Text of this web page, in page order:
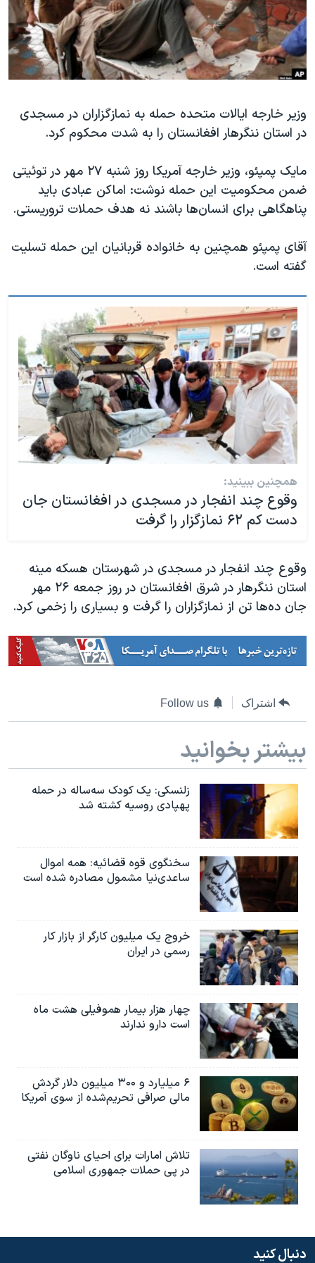
فرهنگ و زندگی
حقوق شهروندی
اقتصادی
اسرائیل در جنگ
گالری عکس
آرشیو پخش زنده
مستندها
انتخابات ریاست جمهوری آمریکا ۲۰۲۴
حمله جمهوری اسلامی به اسرائیل
ورزش زنان در ایران
اعتراضات زن، زندگی، آزادی
مجموعه مستندهای دادخواهی
تریبونال مردمی آبان ۹۸
دادگاه حمید نوری
چهل سال گروگان‌گیری
قانون شفافیت دارائی کادر رهبری ایران
اسرائیل در جنگ
نرگس محمدی برنده جایزه نوبل صلح
همایش محافظه‌کاران آمریکا «سی‌پک»
صفحه‌های ویژه
سفر پرزیدنت ترامپ به چین
دنبال کنید
زبانهای مختلف
وزیر خارجه ایالات متحده حمله به نمازگزاران در مسجدی
در استان ننگرهار افغانستان را به شدت محکوم کرد.
مایک پمپئو، وزیر خارجه آمریکا روز شنبه ۲۷ مهر در توئیتی
ضمن محکومیت این حمله نوشت: اماکن عبادی باید
پناهگاهی برای انسان‌ها باشند نه هدف حملات تروریستی.
آقای پمپئو همچنین به خانواده قربانیان این حمله تسلیت
گفته است.
همچنین ببینید:
وقوع چند انفجار در مسجدی در افغانستان جان
دست کم ۶۲ نمازگزار را گرفت
وقوع چند انفجار در مسجدی در شهرستان هسکه مینه
استان ننگرهار در شرق افغانستان در روز جمعه ۲۶ مهر
جان ده‌ها تن از نمازگزاران را گرفت و بسیاری را زخمی کرد.
اشتراک Follow us
بیشتر بخوانید
زلنسکی: یک کودک سه‌ساله در حمله
پهپادی روسیه کشته شد
سخنگوی قوه قضائیه: همه اموال
ساعدی‌نیا مشمول مصادره شده است
خروج یک میلیون کارگر از بازار کار
رسمی در ایران
چهار هزار بیمار هموفیلی هشت ماه
است دارو ندارند
۶ میلیارد و ۳۰۰ میلیون دلار گردش
مالی صرافی تحریم‌شده از سوی آمریکا
تلاش امارات برای احیای ناوگان نفتی
در پی حملات جمهوری اسلامی
دنبال کنید